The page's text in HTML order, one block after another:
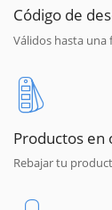
Código de
Válidos hasta una
Productos en
Rebajar tu